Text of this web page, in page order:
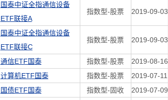
国泰中证全指通信设备
ETF联接A
指数型-股票 2019-09-03
国泰中证全指通信设备
ETF联接C
指数型-股票 2019-09-03
通信ETF国泰 指数型-股票 2019-08-16
计算机ETF国泰 指数型-股票 2019-07-11
国债ETF国泰 指数型-固收 2019-07-09